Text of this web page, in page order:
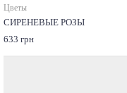
Цветы
СИРЕНЕВЫЕ РОЗЫ
633 грн